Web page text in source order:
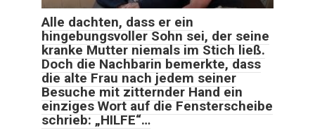
Alle dachten, dass er ein
hingebungsvoller Sohn sei, der seine
kranke Mutter niemals im Stich ließ.
Doch die Nachbarin bemerkte, dass
die alte Frau nach jedem seiner
Besuche mit zitternder Hand ein
einziges Wort auf die Fensterscheibe
schrieb: „HILFE“…